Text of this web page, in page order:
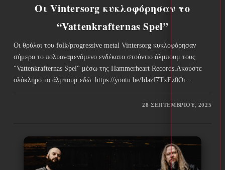
Οι Vintersorg κυκλοφόρησαν το
“Vattenkrafternas Spel”
Οι θρύλοι του folk/progressive metal Vintersorg κυκλοφόρησαν
σήμερα το πολυαναμενόμενο ενδέκατο στούντιο άλμπουμ τους
"Vattenkrafternas Spel" μέσω της Hammerheart Records.Ακούστε
ολόκληρο το άλμπουμ εδώ: https://youtu.be/Idazf7TxEz0Οι…
28 ΣΕΠΤΕΜΒΡΊΟΥ, 2025